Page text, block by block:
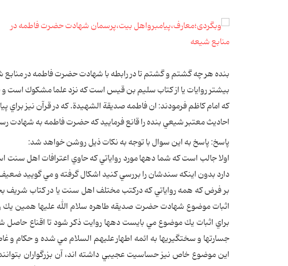
بنده هر چه گشتم و گشتم تا در رابطه با شهادت حضرت فاطمه در
بيشتر روايات يا از كتاب سليم بن قيس است كه نزد علما مشكوك است و يا
كه امام كاظم فرمودند: ان فاطمه صديقة الشهيدة. كه در قرآن نيز براي
احاديث معتبر شيعي بنده را قانع فرماييد كه حضرت فاطمه به شهادت
پاسخ: پاسخ به اين سوال با توجه به نكات ذيل روشن خواهد شد:
اولا جالب است كه شما دهها مورد رواياتي كه حاوي اعترافات اهل
دارد بدون اينكه سندشان را بررسي كنيد اشكال گرفته و مي گوييد
بر فرض كه همه رواياتي كه دركتب مختلف اهل سنت يا در كتاب شريف
اثبات موضوع شهادت حضرت صديقه طاهره سلام الله عليها همين يك
براي اثبات يك موضوع مي بايست دهها روايت ذكر شود تا اقناع حاصل
جسارتها و سختگيريها به ائمه اطهار عليهم السلام مي شده و حكام و
اين موضوع خاص نيز حساسيت عجيبي داشته اند، آن بزرگواران بتوانند